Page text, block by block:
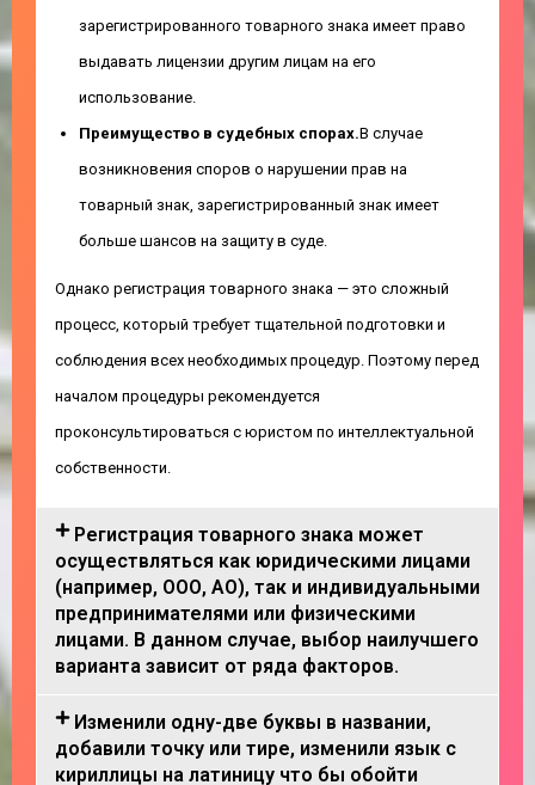
зарегистрированного товарного знака имеет право
выдавать лицензии другим лицам на его
использование.
Преимущество в судебных спорах.В случае
возникновения споров о нарушении прав на
товарный знак, зарегистрированный знак имеет
больше шансов на защиту в суде.
Однако регистрация товарного знака — это сложный
процесс, который требует тщательной подготовки и
соблюдения всех необходимых процедур. Поэтому перед
началом процедуры рекомендуется
проконсультироваться с юристом по интеллектуальной
собственности.
Регистрация товарного знака может
осуществляться как юридическими лицами
(например, ООО, АО), так и индивидуальными
предпринимателями или физическими
лицами. В данном случае, выбор наилучшего
варианта зависит от ряда факторов.
Изменили одну-две буквы в названии,
добавили точку или тире, изменили язык с
кириллицы на латиницу что бы обойти